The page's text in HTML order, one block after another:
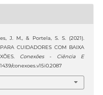
J. M., & Portela, S. S. (2021).
CUIDADORES COM BAIXA
Conexões - Ciência E
conexoes.v15i0.2087